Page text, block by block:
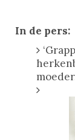
In de pers: